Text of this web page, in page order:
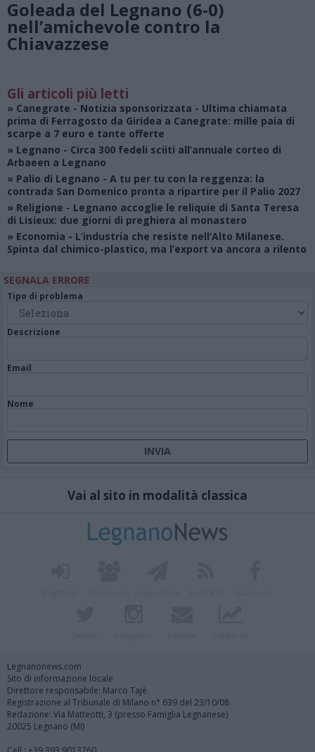
Goleada del Legnano (6-0)
nell’amichevole contro la
Chiavazzese
Gli articoli più letti
» Canegrate - Notizia sponsorizzata - Ultima chiamata
prima di Ferragosto da Giridea a Canegrate: mille paia di
scarpe a 7 euro e tante offerte
» Legnano - Circa 300 fedeli sciiti all’annuale corteo di
Arbaeen a Legnano
» Palio di Legnano - A tu per tu con la reggenza: la
contrada San Domenico pronta a ripartire per il Palio 2027
» Religione - Legnano accoglie le reliquie di Santa Teresa
di Lisieux: due giorni di preghiera al monastero
» Economia - L’industria che resiste nell’Alto Milanese.
Spinta dal chimico-plastico, ma l’export va ancora a rilento
SEGNALA ERRORE
Tipo di problema
Descrizione
Email
Nome
Vai al sito in modalità classica
Legnanonews.com
Sito di informazione locale
Direttore responsabile: Marco Tajè
Registrazione al Tribunale di Milano n° 639 del 23/10/08
Redazione: Via Matteotti, 3 (presso Famiglia Legnanese)
20025 Legnano (MI)